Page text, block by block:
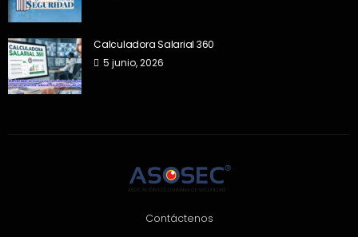
Calculadora Salarial 360
5 junio, 2026
Contáctenos